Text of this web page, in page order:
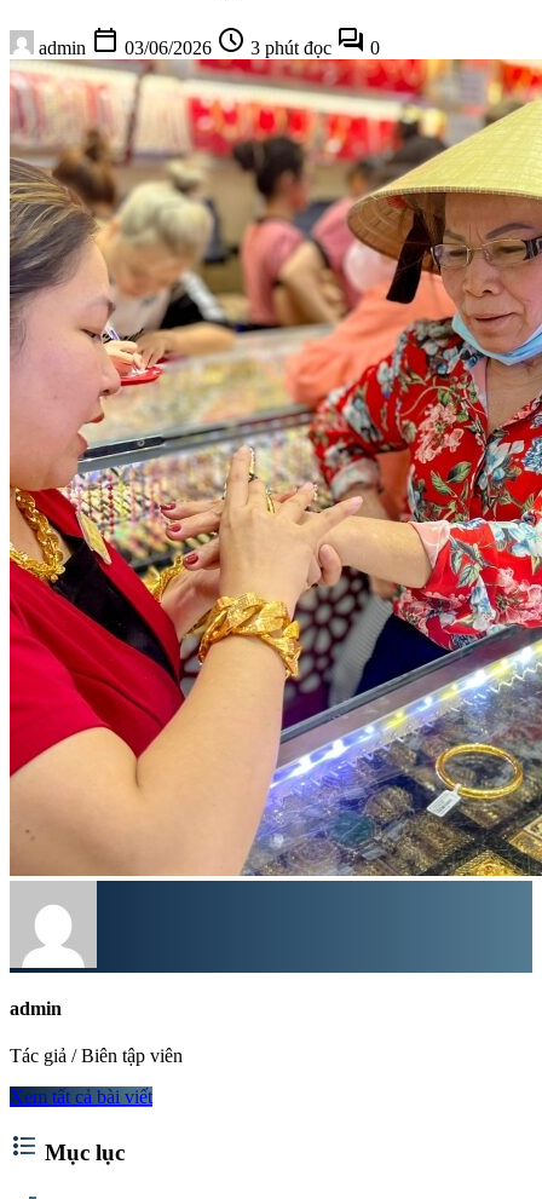
admin calendar_today 03/06/2026 schedule 3 phút đọc forum 0
admin
Tác giả / Biên tập viên
Xem tất cả bài viết
format_list_bulleted Mục lục